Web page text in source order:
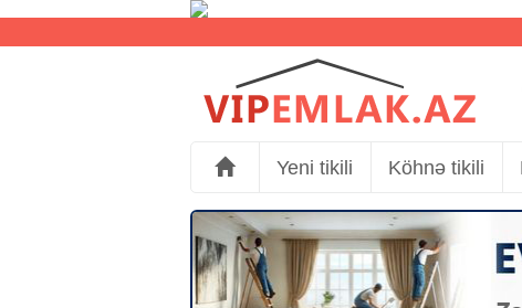
Yeni tikili Köhnə tikili